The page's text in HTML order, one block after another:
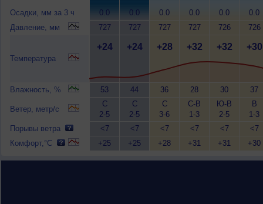
Осадки, мм за 3 ч
Давление, мм
Температура
Влажность, %
Ветер, метр/с
Порывы ветра
Комфорт,°C
0.0
727
+24
53
С
2-5
<7
+25
0.0
727
+24
44
С
2-5
<7
+25
0.0
727
+28
36
С
3-6
<7
+28
0.0
727
+32
28
С-В
1-3
<7
+31
0.0
726
+32
30
Ю-В
2-5
<7
+31
0.0
726
+30
37
В
1-3
<7
+30